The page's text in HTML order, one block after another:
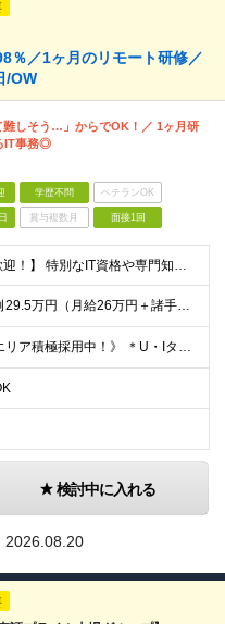
％／1ヶ月のリモート研修／
/OW
難しそう…」からでOK！／ 1ヶ月研
IT事務◎
学歴不問 ベテランOK
賞与複数月 面接1回
【IT業界未経験歓迎！】 特別なIT資格や専門知識は必要ありません。 ・学歴不問（文系・理系不問） ・第二新卒、既卒の方も歓迎 ・20代を中心に幅広い年代が活躍中 ・基本的なPC操作ができる方 ・タ
【首都圏】月収例29.5万円（月給26万円＋諸手当） 【東海・関西】月収例28.5万円（月給25万円＋諸手当） 【九州】月収例26万円（月給23万円＋諸手当） ※経験・スキル・前職給与を踏まえ、総合
《転勤なし・全エリア積極採用中！》 ＊U・Iターンも歓迎 ＊研修はオンライン実施 ★勤務エリアは下記よりお選びいただけます★ 【首都圏】東京・神奈川・千葉・埼玉 【東海】愛知 【関西】大阪、京都、兵庫
検討中に入れる
2026.08.20